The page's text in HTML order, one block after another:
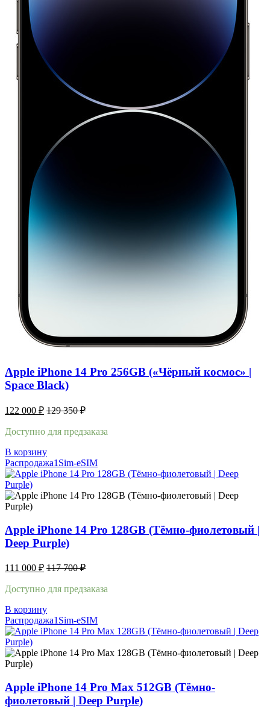
Apple iPhone 14 Pro 256GB («Чёрный космос» |
Space Black)
122 000 ₽ 129 350₽
Доступно для предзаказа
В корзину
Распродажа1Sim-eSIM
Apple iPhone 14 Pro 128GB (Тёмно-фиолетовый |
Deep Purple)
111 000 ₽ 117 700₽
Доступно для предзаказа
В корзину
Распродажа1Sim-eSIM
Apple iPhone 14 Pro Max 512GB (Тёмно-
фиолетовый | Deep Purple)